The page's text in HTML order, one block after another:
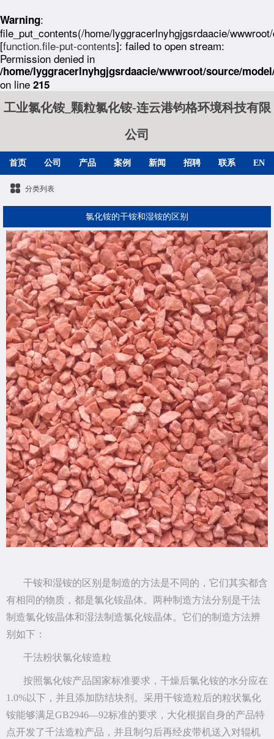
Warning:
file_put_contents(/home/lyggracerlnyhgjgsrdaacie/
[function.file-put-contents]: failed to open stream:
Permission denied in
/home/lyggracerlnyhgjgsrdaacie/wwwroot/source/
on line 215
工业氯化铵_颗粒氯化铵-连云港钧格环境科技有限
公司
首页 公司 产品 案例 新闻 招聘 联系 EN
分类列表
氯化铵的干铵和湿铵的区别
干铵和湿铵的区别是制造的方法是不同的，它们其实都含
有相同的物质，都是氯化铵晶体。两种制造方法分别是干法
制造氯化铵晶体和湿法制造氯化铵晶体。它们的制造方法辨
别如下：
干法粉状氯化铵造粒
按照氯化铵产品国家标准要求，干燥后氯化铵的水分应在
1.0%以下，并且添加防结块剂。采用干铵造粒后的粒状氯化
铵能够满足GB2946—92标准的要求，大化根据自身的产品特
点开发了千法造粒产品，并且制匀后再经皮带机送入对辊机